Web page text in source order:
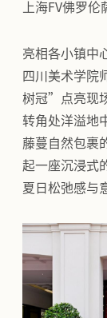
上海FV佛罗
亮相各小镇中
四川美术学院
树冠”点亮现
转角处洋溢地
藤蔓自然包裹
起一座沉浸式
夏日松弛感与